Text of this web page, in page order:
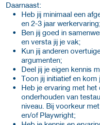
Daarnaast:
Heb jij minimaal een
en 2-3 jaar werkervaring;
Ben jij goed in
en versta jij je vak;
Kun jij anderen
argumenten;
Deel jij je eigen kennis
Toon jij initiatief en
Heb je ervaring met
onderhouden van
niveau. Bij voorkeur
en/of Playwright;